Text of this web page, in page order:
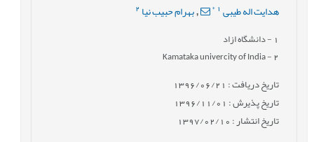
هدایت اله طیبی *
,بهرام حبیب نیا2
- دانشگاه ازاد
2
- Kamataka univercity of India
تاریخ دریافت : 1396/06/21
تاریخ پذیرش : 1396/11/01
تاریخ انتشار : 1397/02/10